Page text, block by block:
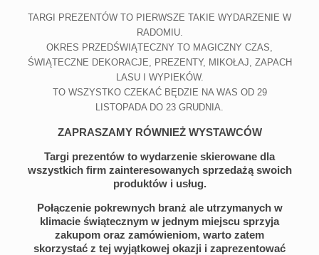
TARGI PREZENTÓW TO PIERWSZE TAKIE WYDARZENIE W
RADOMIU.
OKRES PRZEDŚWIĄTECZNY TO MAGICZNY CZAS,
ŚWIĄTECZNE DEKORACJE, PREZENTY, MIKOŁAJ, ZAPACH
LASU I WYPIEKÓW.
TO WSZYSTKO CZEKAĆ BĘDZIE NA WAS OD 29
LISTOPADA DO 23 GRUDNIA.
ZAPRASZAMY RÓWNIEŻ WYSTAWCÓW
Targi prezentów to wydarzenie skierowane dla
wszystkich firm zainteresowanych sprzedażą swoich
produktów i usług.
Połączenie pokrewnych branż ale utrzymanych w
klimacie świątecznym w jednym miejscu sprzyja
zakupom oraz zamówieniom, warto zatem
skorzystać z tej wyjątkowej okazji i zaprezentować